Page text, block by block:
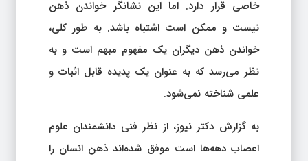
خاصی قرار دارد. اما این نشانگر خواندن ذهن
نیست و ممکن است اشتباه باشد. به طور کلی،
خواندن ذهن دیگران یک مفهوم مبهم است و به
نظر می‌رسد که به عنوان یک پدیده قابل اثبات و
علمی شناخته نمی‌شود.
به گزارش دکتر نیوز، از نظر فنی دانشمندان علوم
اعصاب دهه‌ها است موفق شده‌اند ذهن انسان را